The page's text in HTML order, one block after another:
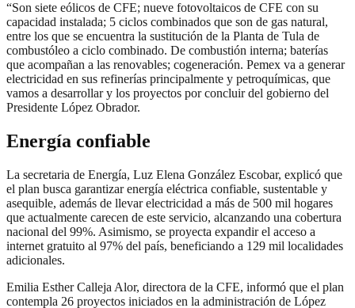
“Son siete eólicos de CFE; nueve fotovoltaicos de CFE con su
capacidad instalada; 5 ciclos combinados que son de gas natural,
entre los que se encuentra la sustitución de la Planta de Tula de
combustóleo a ciclo combinado. De combustión interna; baterías
que acompañan a las renovables; cogeneración. Pemex va a generar
electricidad en sus refinerías principalmente y petroquímicas, que
vamos a desarrollar y los proyectos por concluir del gobierno del
Presidente López Obrador.
Energía confiable
La secretaria de Energía, Luz Elena González Escobar, explicó que
el plan busca garantizar energía eléctrica confiable, sustentable y
asequible, además de llevar electricidad a más de 500 mil hogares
que actualmente carecen de este servicio, alcanzando una cobertura
nacional del 99%. Asimismo, se proyecta expandir el acceso a
internet gratuito al 97% del país, beneficiando a 129 mil localidades
adicionales.
Emilia Esther Calleja Alor, directora de la CFE, informó que el plan
contempla 26 proyectos iniciados en la administración de López